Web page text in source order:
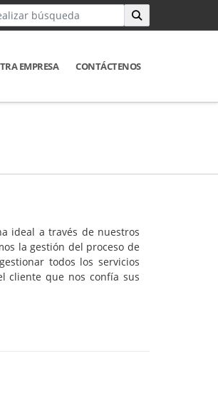
EMPRESA CONTÁCTENOS
ideal a través de nuestros
la gestión del proceso de
todos los servicios
cliente que nos confía sus